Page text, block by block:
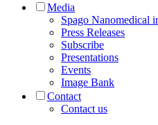
Media
Spago Nanomedical
Press Releases
Subscribe
Presentations
Events
Image Bank
Contact
Contact us